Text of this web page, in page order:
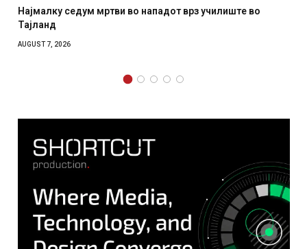
во нападот врз училиште во
СОЗИС: Украинците